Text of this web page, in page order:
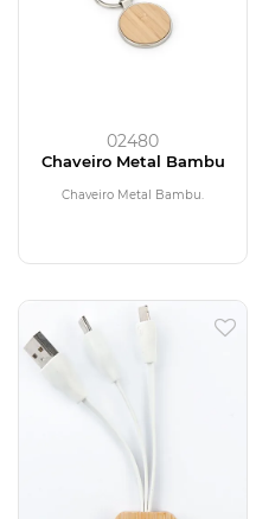
02480
Chaveiro Metal Bambu
Chaveiro Metal Bambu.